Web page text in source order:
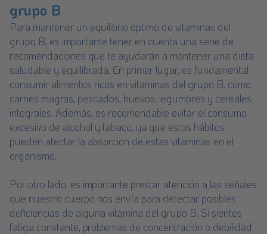
grupo B
Para mantener un equilibrio óptimo de vitaminas del
grupo B, es importante tener en cuenta una serie de
recomendaciones que te ayudarán a mantener una dieta
saludable y equilibrada. En primer lugar, es fundamental
consumir alimentos ricos en vitaminas del grupo B, como
carnes magras, pescados, huevos, legumbres y cereales
integrales. Además, es recomendable evitar el consumo
excesivo de alcohol y tabaco, ya que estos hábitos
pueden afectar la absorción de estas vitaminas en el
organismo.
Por otro lado, es importante prestar atención a las señales
que nuestro cuerpo nos envía para detectar posibles
deficiencias de alguna vitamina del grupo B. Si sientes
fatiga constante, problemas de concentración o debilidad